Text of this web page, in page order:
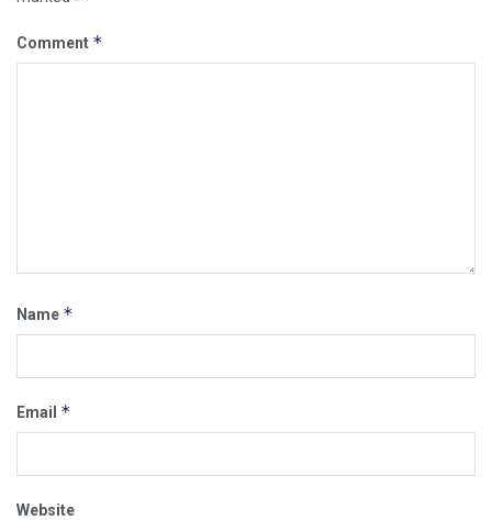
Comment *
Name *
Email *
Website